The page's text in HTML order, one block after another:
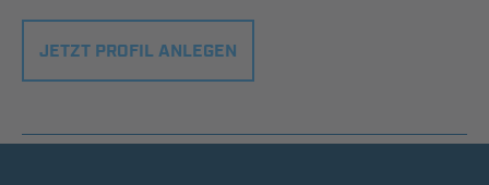
JETZT PROFIL ANLEGEN